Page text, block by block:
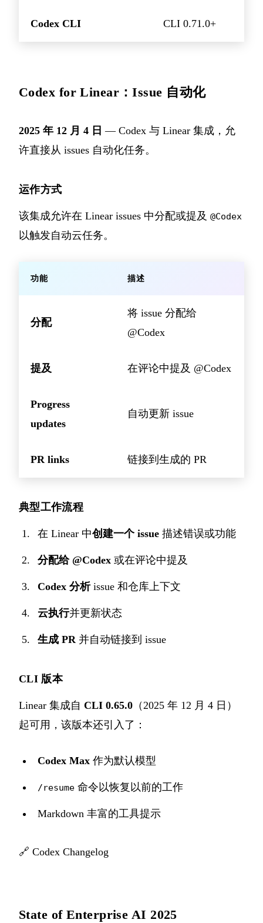
Codex CLI CLI 0.71.0+
Codex for Linear：Issue 自动化
2025 年 12 月 4 日 — Codex 与 Linear 集成，允
许直接从 issues 自动化任务。
运作方式
该集成允许在 Linear issues 中分配或提及 @Codex
以触发自动云任务。
功能 描述
分配
将 issue 分配给
@Codex
提及 在评论中提及 @Codex
Progress
updates
自动更新 issue
PR links 链接到生成的 PR
典型工作流程
在 Linear 中创建一个 issue 描述错误或功能
分配给 @Codex 或在评论中提及
Codex 分析issue 和仓库上下文
云执行并更新状态
生成 PR并自动链接到 issue
CLI 版本
Linear 集成自 CLI 0.65.0 （2025 年 12 月 4 日）
起可用，该版本还引入了：
Codex Max 作为默认模型
/resume 命令以恢复以前的工作
Markdown 丰富的工具提示
🔗 Codex Changelog
State of Enterprise AI 2025